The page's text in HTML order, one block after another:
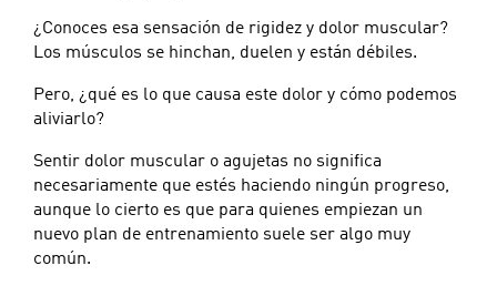
¿Conoces esa sensación de rigidez y dolor muscular?
Los músculos se hinchan, duelen y están débiles.
Pero, ¿qué es lo que causa este dolor y cómo podemos
aliviarlo?
Sentir dolor muscular o agujetas no significa
necesariamente que estés haciendo ningún progreso,
aunque lo cierto es que para quienes empiezan un
nuevo plan de entrenamiento suele ser algo muy
común.